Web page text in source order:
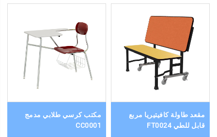
مقعد طاولة كافيتيريا مربع
قابل للطي FT0024
مكتب كرسي طلابي مدمج
CC0001